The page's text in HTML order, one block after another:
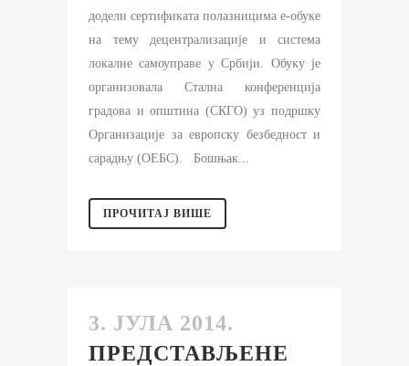
додели сертификата полазницима е-обуке
на тему децентрализације и система
локалне самоуправе у Србији. Обуку је
организовала Стална конференција
градова и општина (СКГО) уз подршку
Организације за европску безбедност и
сарадњу (ОЕБС). Бошњак...
ПРОЧИТАЈ ВИШЕ
3. ЈУЛА 2014.
ПРЕДСТАВЉЕНЕ